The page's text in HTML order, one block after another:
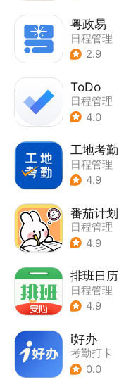
粤政易
日程管理
2.9
ToDo
日程管理
4.0
工地考勤
日程管理
4.9
番茄计划
日程管理
4.9
排班日历
日程管理
4.9
i好办
考勤打卡
0.0